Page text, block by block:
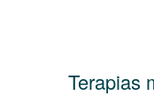
Terapias